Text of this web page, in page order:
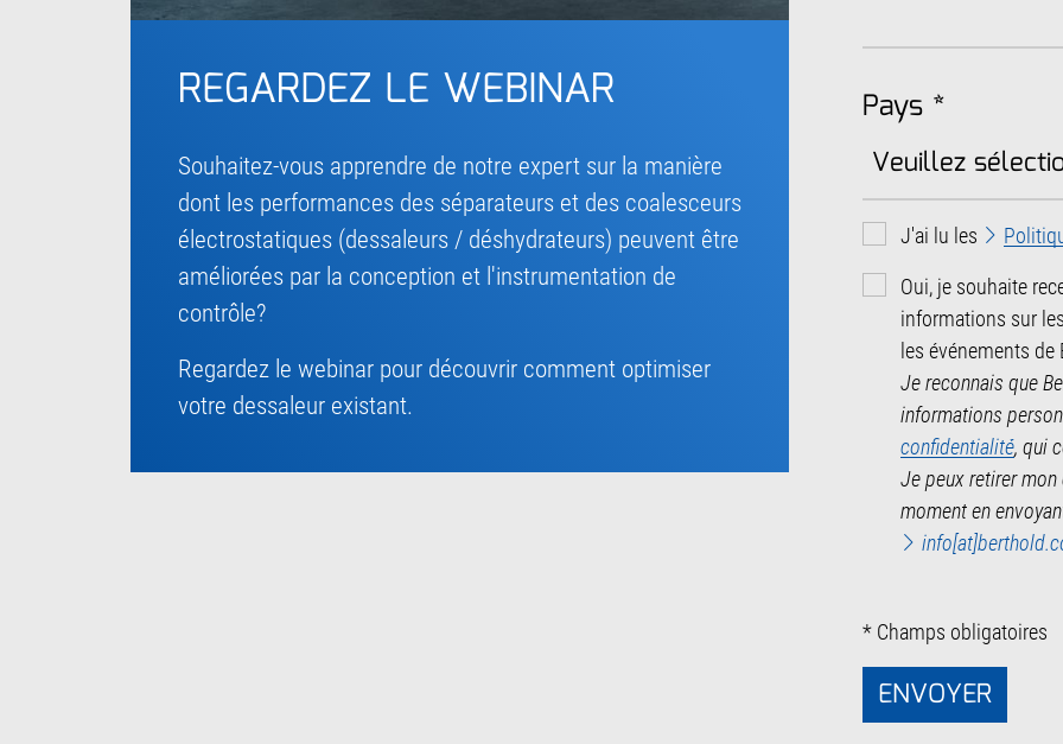
REGARDEZ LE WEBINAR
Souhaitez-vous apprendre de notre expert sur la manière
dont les performances des séparateurs et des coalesceurs
électrostatiques (dessaleurs / déshydrateurs) peuvent être
améliorées par la conception et l'instrumentation de
contrôle?
Regardez le webinar pour découvrir comment optimiser
votre dessaleur existant.
Pays *
J'ai lu les
Oui, je souhaite
informations sur
les événements de
Je reconnais que
informations
confidentialité, qui
Je peux retirer
moment en
* Champs obligatoires
ENVOYER